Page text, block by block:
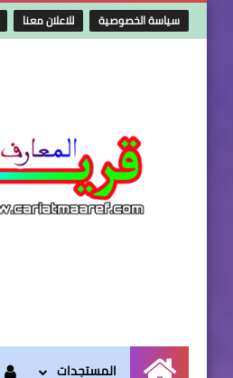
سياسة الخصوصية للاعلان معنا
الرئيسية
المستجدات